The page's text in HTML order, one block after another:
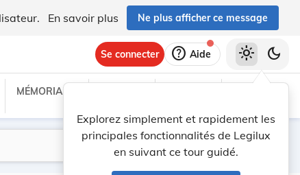
En savoir plus Ne plus afficher ce message
Se connecter help Aide
Explorez simplement et rapidement les
principales fonctionnalités de Legilux
en suivant ce tour guidé.
light_mode dark_mode
MÉMORIAL C
Lancer la recherche
Filtres